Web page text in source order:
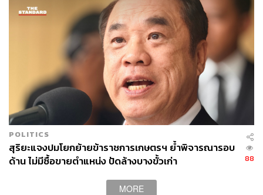
POLITICS
สุริยะแจงปมโยกย้ายข้าราชการเกษตรฯ ย้ำพิจารณารอบ
ด้าน ไม่มีซื้อขายตำแหน่ง ปัดล้างบางขั้วเก่า
88
MORE